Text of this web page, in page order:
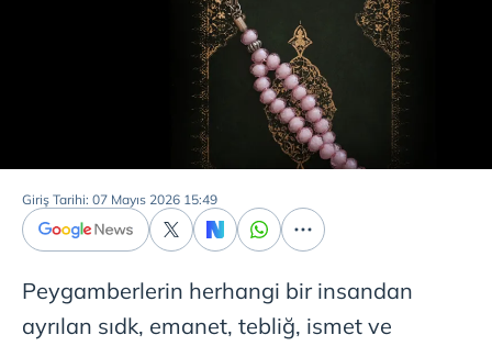
Giriş Tarihi: 07 Mayıs 2026 15:49
Peygamberlerin herhangi bir insandan
ayrılan sıdk, emanet, tebliğ, ismet ve